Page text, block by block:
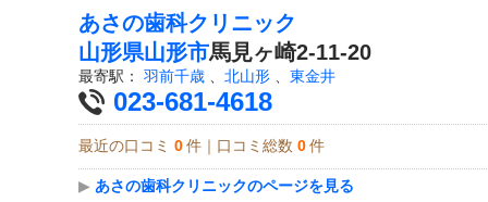
あさの歯科クリニック
山形県山形市馬見ヶ崎2-11-20
最寄駅： 羽前千歳 北山形 東金井
023-681-4618
最近の口コミ 0 件｜口コミ総数 0 件
▶ あさの歯科クリニックのページを見る